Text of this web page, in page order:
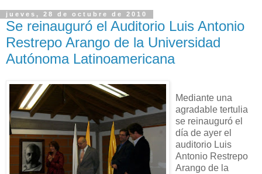
jueves, 28 de octubre de 2010
Se reinauguró el Auditorio Luis Antonio
Restrepo Arango de la Universidad
Autónoma Latinoamericana
Mediante una
agradable tertulia
se reinauguró el
día de ayer el
auditorio Luis
Antonio Restrepo
Arango de la